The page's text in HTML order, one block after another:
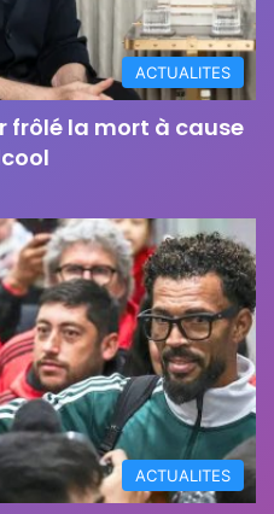
ACTUALITES
frôlé la mort à cause
ACTUALITES